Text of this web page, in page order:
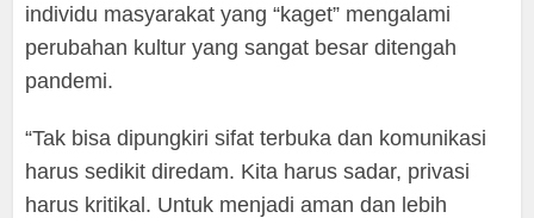
individu masyarakat yang “kaget” mengalami
perubahan kultur yang sangat besar ditengah
pandemi.
“Tak bisa dipungkiri sifat terbuka dan komunikasi
harus sedikit diredam. Kita harus sadar, privasi
harus kritikal. Untuk menjadi aman dan lebih